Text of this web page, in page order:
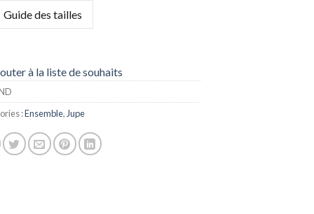
Guide des tailles
à la liste de souhaits
:Ensemble, Jupe